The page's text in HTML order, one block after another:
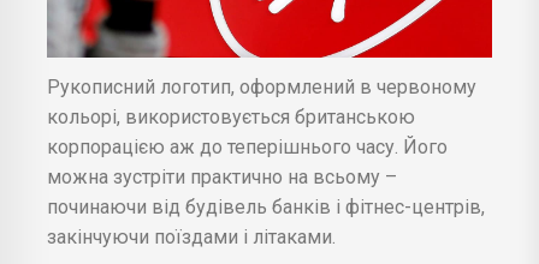
Рукописний логотип, оформлений в червоному
кольорі, використовується британською
корпорацією аж до теперішнього часу. Його
можна зустріти практично на всьому –
починаючи від будівель банків і фітнес-центрів,
закінчуючи поїздами і літаками.